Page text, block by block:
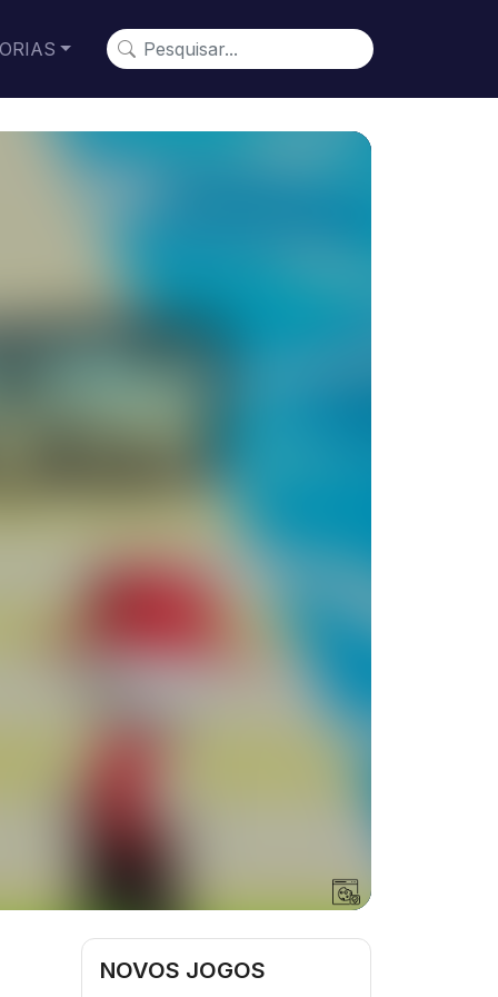
NOVOS JOGOS